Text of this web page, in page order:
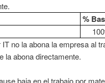
%
no la abona la empresa al
la abona directamente.